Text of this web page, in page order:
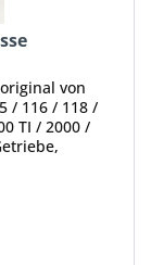
von
/ 116 / 118 /
TI / 2000 /